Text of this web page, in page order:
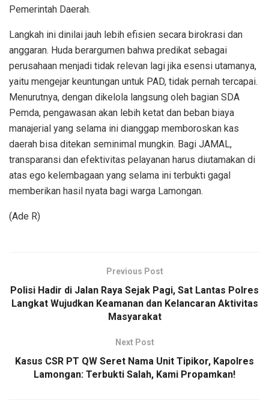
Pemerintah Daerah.
Langkah ini dinilai jauh lebih efisien secara birokrasi dan
anggaran. Huda berargumen bahwa predikat sebagai
perusahaan menjadi tidak relevan lagi jika esensi utamanya,
yaitu mengejar keuntungan untuk PAD, tidak pernah tercapai.
Menurutnya, dengan dikelola langsung oleh bagian SDA
Pemda, pengawasan akan lebih ketat dan beban biaya
manajerial yang selama ini dianggap memboroskan kas
daerah bisa ditekan seminimal mungkin. Bagi JAMAL,
transparansi dan efektivitas pelayanan harus diutamakan di
atas ego kelembagaan yang selama ini terbukti gagal
memberikan hasil nyata bagi warga Lamongan.
(Ade R)
Previous Post
Polisi Hadir di Jalan Raya Sejak Pagi, Sat Lantas Polres
Langkat Wujudkan Keamanan dan Kelancaran Aktivitas
Masyarakat
Next Post
Kasus CSR PT QW Seret Nama Unit Tipikor, Kapolres
Lamongan: Terbukti Salah, Kami Propamkan!